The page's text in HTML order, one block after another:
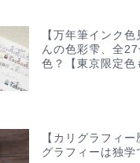
【万年筆インク
んの色彩雫、全
色？【東京限定色
【カリグラフィ
グラフィーは独